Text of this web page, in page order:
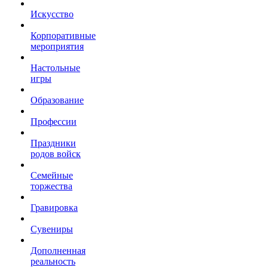
Искусство
Корпоративные
мероприятия
Настольные
игры
Образование
Профессии
Праздники
родов войск
Семейные
торжества
Гравировка
Сувениры
Дополненная
реальность